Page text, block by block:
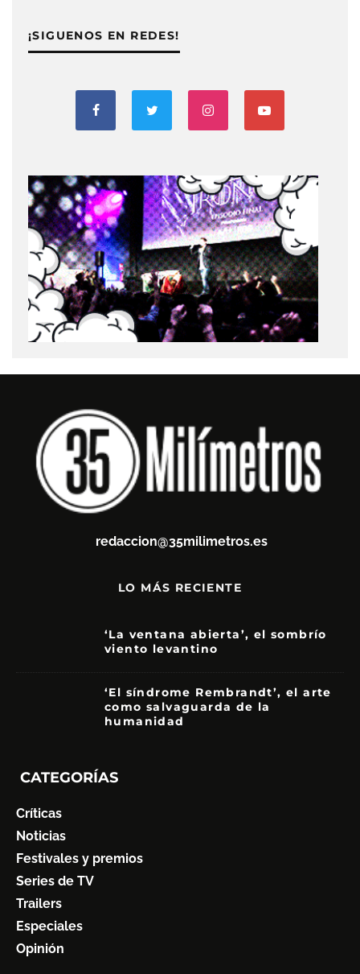
¡SIGUENOS EN REDES!
redaccion@35milimetros.es
LO MÁS RECIENTE
‘La ventana abierta’, el sombrío
viento levantino
‘El síndrome Rembrandt’, el arte
como salvaguarda de la
humanidad
CATEGORÍAS
Críticas
Noticias
Festivales y premios
Series de TV
Trailers
Especiales
Opinión